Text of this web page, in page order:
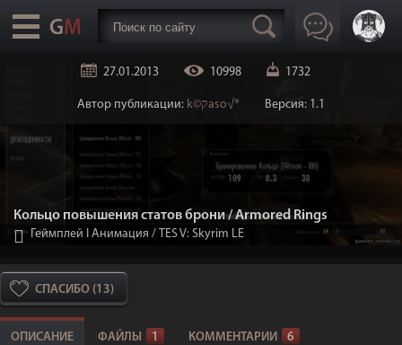
27.01.2013 10998 1732
Автор публикации: k©קaso√® Версия: 1.1
Кольцо повышения статов брони / Armored Rings
Геймплей I Анимация / TES V: Skyrim LE
СПАСИБО (13)
ОПИСАНИЕ ФАЙЛЫ 1 КОММЕНТАРИИ 6